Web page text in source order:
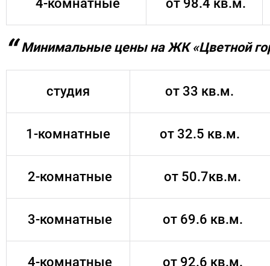
4-комнатные от 98.4 кв.м.
Минимальные цены на ЖК «Цветной
студия от 33 кв.м.
1-комнатные от 32.5 кв.м.
2-комнатные от 50.7кв.м.
3-комнатные от 69.6 кв.м.
4-комнатные от 92.6 кв.м.